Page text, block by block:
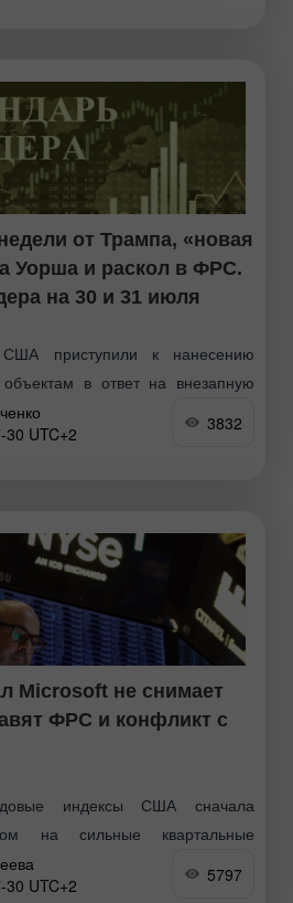
от Трампа, «новая
Уорша и раскол в ФРС.
на 30 и 31 июля
приступили к нанесению
в ответ на внезапную
ракетами по
базе и командному пункту
UTC+2
3832
Microsoft не снимает
ФРС и конфликт с
индексы США сначала
на сильные квартальные
затем сократили прибавки на
напряженности между США и
UTC+2
5797